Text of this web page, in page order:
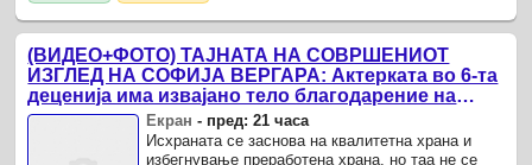
(ВИДЕО+ФОТО) ТАЈНАТА НА СОВРШЕНИОТ
ИЗГЛЕД НА СОФИЈА ВЕРГАРА: Актерката во 6-та
деценија има извајано тело благодарение на
следниве правила кои ги следи
Екран - пред: 21 часа
Исхраната се заснова на квалитетна храна и
избегнување преработена храна, но таа не се